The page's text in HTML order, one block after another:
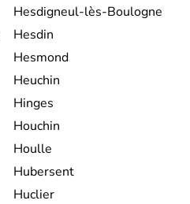
Hesdigneul-lès-Boulogne
Hesdin
Hesmond
Heuchin
Hinges
Houchin
Houlle
Hubersent
Huclier